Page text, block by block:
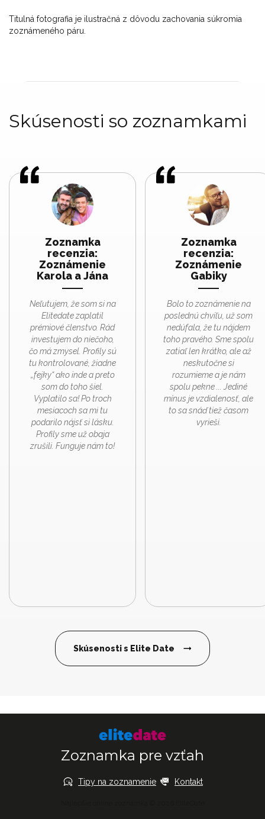
Titulná fotografia je ilustračná z dôvodu zachovania súkromia
zoznámeného páru.
Skúsenosti so zoznamkami
Zoznamka
recenzia:
Zoznámenie
Karola a Jána
Neľutujem, že som si na
Elitedate zaplatil
prémiové členstvo. Rád
investujem do niečoho,
čo má zmysel. Profily sú
tu kontrolované, žiadne
„fejky“ ako inde a preto
som do toho šiel.
Vyplatilo sa! Po troch
mesiacoch sa mi tu
podarilo nájsť si lásku.
Profily sme už obaja
zrušili. Funguje nám to!
Zoznamka
recenzia:
Zoznámenie
Gabiky
Bolo to zoznámenie na
poslednú chvíľu, už som
nedúfala, že tu nájdem
toho pravého. Sme spolu
zatiaľ len krátko, ale až
neskutočne si
rozumieme a je nám
spolu pekne ... Jediné
mínus je vzdialenosť, ale
to sa snáď tiež časom
vyrieši.
Skúsenosti s Elite Date
Zoznamka pre vzťah
Tipy na zoznamenie Kontakt